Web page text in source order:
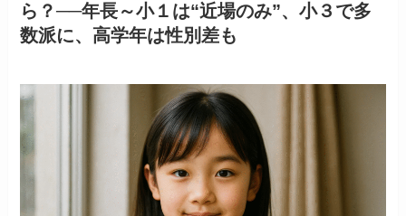
ら？──年長～小１は“近場のみ”、小３で多
数派に、高学年は性別差も